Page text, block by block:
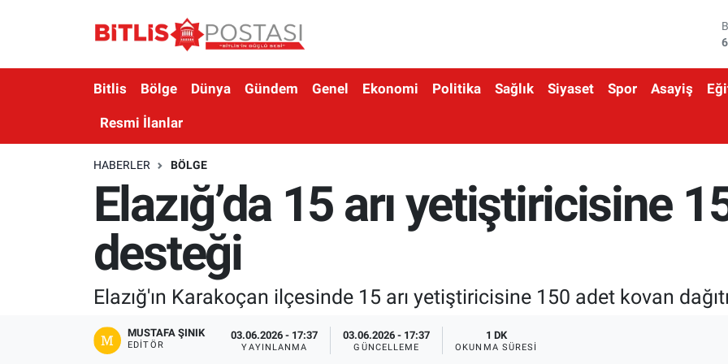
Bitlis Bölge Dünya Gündem Genel Ekonomi Politika Sağlık Siyaset Spor Asayiş
Resmi İlanlar
HABERLER BÖLGE
Elazığ’da 15 arı yetiştiricisine
desteği
Elazığ'ın Karakoçan ilçesinde 15 arı yetiştiricisine 150 adet kovan
MUSTAFA ŞINIK
EDITÖR
03.06.2026 - 17:37
YAYINLANMA
03.06.2026 - 17:37
GÜNCELLEME
1 DK
OKUNMA SÜRESI
Bölge
Bitlis Trafik Yoğunluk Haritası
Süper Lig Puan Durumu ve Fikstür
Son Dakika Haberleri